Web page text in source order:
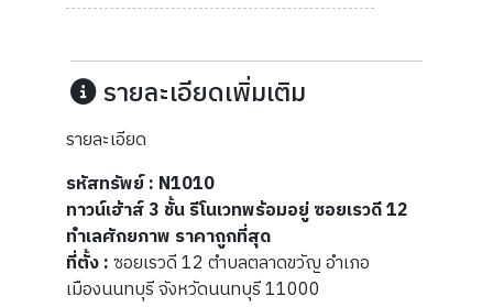
รายละเอียดเพิ่มเติม
รายละเอียด
รหัสทรัพย์ : N1010
ทาวน์เฮ้าส์ 3 ชั้น รีโนเวทพร้อมอยู่ ซอยเรวดี 12
ทำเลศักยภาพ ราคาถูกที่สุด
ที่ตั้ง :ซอยเรวดี 12 ตำบลตลาดขวัญ อำเภอ
เมืองนนทบุรี จังหวัดนนทบุรี 11000